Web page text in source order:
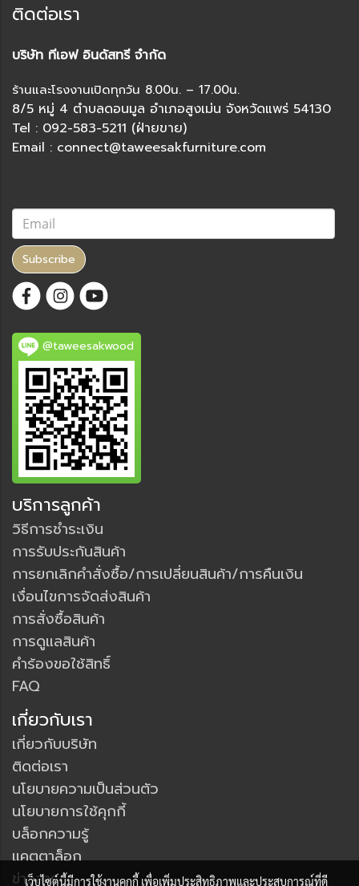
ติดต่อเรา
บริษัท ทีเอฟ อินดัสทรี จำกัด
ร้านและโรงงานเปิดทุกวัน 8.00น. – 17.00น.
8/5 หมู่ 4 ตำบลดอนมูล อำเภอสูงเม่น จังหวัดแพร่ 54130
Tel : 092-583-5211 (ฝ่ายขาย)
Email : connect@taweesakfurniture.com
Subscribe
@taweesakwood
บริการลูกค้า
วิธีการชำระเงิน
การรับประกันสินค้า
การยกเลิกคำสั่งซื้อ/การเปลี่ยนสินค้า/การคืนเงิน
เงื่อนไขการจัดส่งสินค้า
การสั่งซื้อสินค้า
การดูแลสินค้า
คำร้องขอใช้สิทธิ์
FAQ
เกี่ยวกับเรา
เกี่ยวกับบริษัท
ติดต่อเรา
นโยบายความเป็นส่วนตัว
นโยบายการใช้คุกกี้
บล็อกความรู้
แคตตาล็อก
ข่าวสาร
เว็บไซต์นี้มีการใช้งานคุกกี้ เพื่อเพิ่มประสิทธิภาพและประสบการณ์ที่ดี